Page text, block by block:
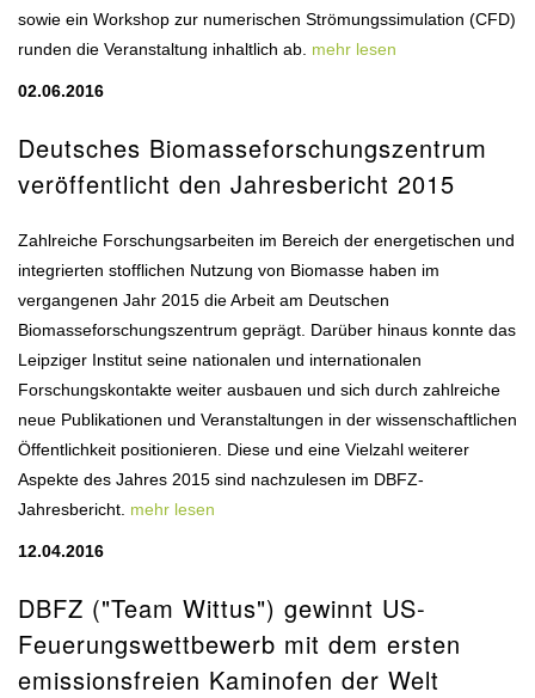
sowie ein Workshop zur numerischen Strömungssimulation (CFD)
runden die Veranstaltung inhaltlich ab. mehr lesen
02.06.2016
Deutsches Biomasseforschungszentrum
veröffentlicht den Jahresbericht 2015
Zahlreiche Forschungsarbeiten im Bereich der energetischen und
integrierten stofflichen Nutzung von Biomasse haben im
vergangenen Jahr 2015 die Arbeit am Deutschen
Biomasseforschungszentrum geprägt. Darüber hinaus konnte das
Leipziger Institut seine nationalen und internationalen
Forschungskontakte weiter ausbauen und sich durch zahlreiche
neue Publikationen und Veranstaltungen in der wissenschaftlichen
Öffentlichkeit positionieren. Diese und eine Vielzahl weiterer
Aspekte des Jahres 2015 sind nachzulesen im DBFZ-
Jahresbericht. mehr lesen
12.04.2016
DBFZ ("Team Wittus") gewinnt US-
Feuerungswettbewerb mit dem ersten
emissionsfreien Kaminofen der Welt